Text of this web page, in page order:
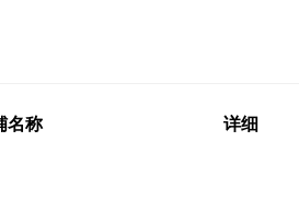
名称 详细